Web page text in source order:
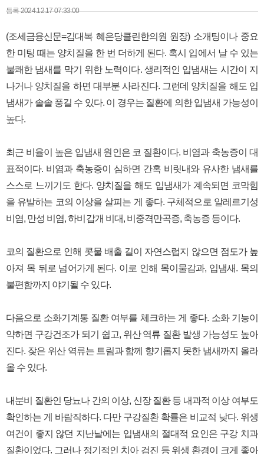
등록 2024.12.17 07:33:00
(조세금융신문=김대복 혜은당클린한의원 원장) 소개팅이나 중요
한 미팅 때는 양치질을 한 번 더하게 된다. 혹시 입에서 날 수 있는
불쾌한 냄새를 막기 위한 노력이다. 생리적인 입냄새는 시간이 지
나거나 양치질을 하면 대부분 사라진다. 그런데 양치질을 해도 입
냄새가 솔솔 풍길 수 있다. 이 경우는 질환에 의한 입냄새 가능성이
높다.
최근 비율이 높은 입냄새 원인은 코 질환이다. 비염과 축농증이 대
표적이다. 비염과 축농증이 심하면 간혹 비릿내와 유사한 냄새를
스스로 느끼기도 한다. 양치질을 해도 입냄새가 계속되면 코막힘
을 유발하는 코의 이상을 살피는 게 좋다. 구체적으로 알레르기성
비염, 만성 비염, 하비갑개 비대, 비중격만곡증, 축농증 등이다.
코의 질환으로 인해 콧물 배출 길이 자연스럽지 않으면 점도가 높
아져 목 뒤로 넘어가게 된다. 이로 인해 목이물감과, 입냄새. 목의
불편함까지 야기될 수 있다.
다음으로 소화기계통 질환 여부를 체크하는 게 좋다. 소화 기능이
약하면 구강건조가 되기 쉽고, 위산 역류 질환 발생 가능성도 높아
진다. 잦은 위산 역류는 트림과 함께 향기롭지 못한 냄새까지 올라
올 수 있다.
내분비 질환인 당뇨나 간의 이상, 신장 질환 등 내과적 이상 여부도
확인하는 게 바람직하다. 다만 구강질환 확률은 비교적 낮다. 위생
여건이 좋지 않던 지난날에는 입냄새의 절대적 요인은 구강 치과
질환이었다. 그러나 정기적인 치아 검진 등 위생 환경이 크게 좋아